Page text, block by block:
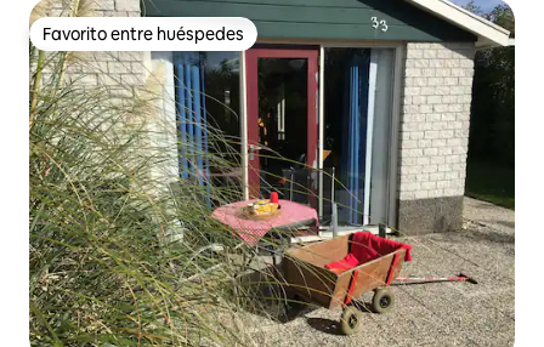
Favorito entre huéspedes
Favorito entre huéspedes